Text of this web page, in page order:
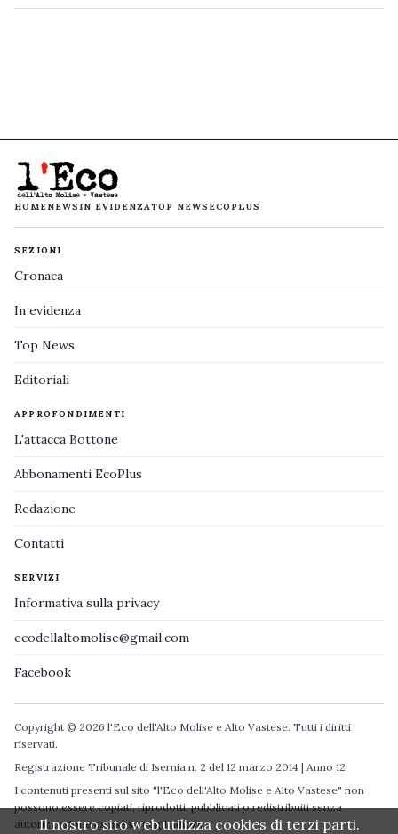
HOMENEWS IN EVIDENZATOP NEWS ECOPLUS
SEZIONI
Cronaca
In evidenza
Top News
Editoriali
APPROFONDIMENTI
L'attacca Bottone
Abbonamenti EcoPlus
Redazione
Contatti
SERVIZI
Informativa sulla privacy
ecodellaltomolise@gmail.com
Facebook
Copyright © 2026 l'Eco dell'Alto Molise e Alto Vastese. Tutti i diritti
riservati.
Registrazione Tribunale di Isernia n. 2 del 12 marzo 2014 | Anno 12
I contenuti presenti sul sito "l'Eco dell'Alto Molise e Alto Vastese" non
possono essere copiati, riprodotti, pubblicati o redistribuiti senza
autorizzazione espressa degli autori.
Il nostro sito web utilizza cookies di terzi parti.